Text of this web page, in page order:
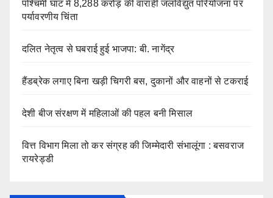
पश्चिमी घाट में 8,288 करोड़ की वाराही जलविद्युत परियोजना पर
पर्यावरणीय चिंता
दलित नेतृत्व से घबराई हुई भाजपा: बी. नागेंद्र
हैंडब्रेक लगाए बिना खड़ी चिगरी बस, दुकानों और वाहनों से टकराई
देशी बीज संरक्षण में महिलाओं की पहल बनी मिसाल
वित्त विभाग मिला तो कर संग्रह की जिम्मेदारी संभालूंगा : बसवराज
रायरेड्डी